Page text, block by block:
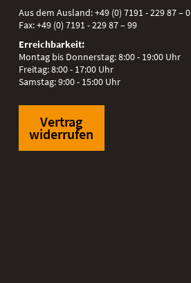
Aus dem Ausland:+49 (0) 7191 - 229 87 – 0
Fax:+49 (0) 7191 - 229 87 – 99
Erreichbarkeit:
Montag bis Donnerstag: 8:00 - 19:00 Uhr
Freitag: 8:00 - 17:00 Uhr
Samstag: 9:00 - 15:00 Uhr
Vertrag
widerrufen